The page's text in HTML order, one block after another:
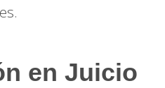
en Juicio